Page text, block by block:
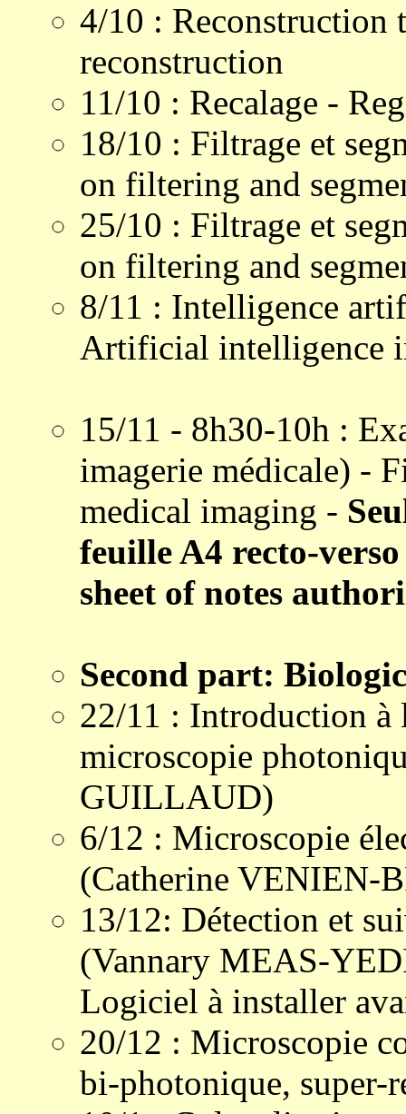
4/10 : Reconstruction
reconstruction
11/10 : Recalage -
18/10 : Filtrage et
on filtering and
25/10 : Filtrage et
on filtering and
8/11 : Intelligence
Artificial intelligence
15/11 - 8h30-10h :
imagerie médicale) -
medical imaging -
feuille A4 recto-
sheet of notes
Second part:
22/11 : Introduction
microscopie
GUILLAUD)
6/12 : Microscopie
(Catherine VENIEN-
13/12: Détection et
(Vannary MEAS-
Logiciel à installer
20/12 : Microscopie
bi-photonique,